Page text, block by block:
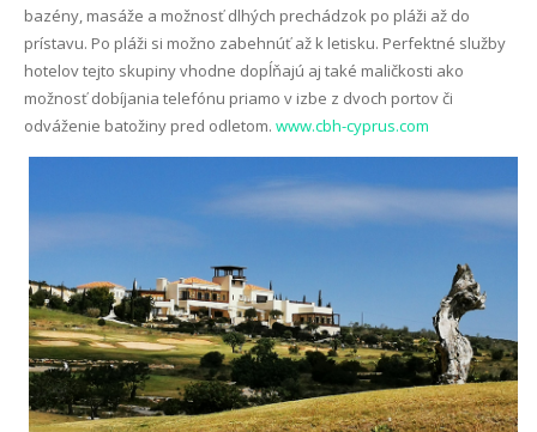
bazény, masáže a možnosť dlhých prechádzok po pláži až do
prístavu. Po pláži si možno zabehnúť až k letisku. Perfektné služby
hotelov tejto skupiny vhodne dopĺňajú aj také maličkosti ako
možnosť dobíjania telefónu priamo v izbe z dvoch portov či
odváženie batožiny pred odletom. www.cbh-cyprus.com